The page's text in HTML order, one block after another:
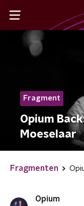
Fragment
Opium
Moeselaar
Fragmenten
Opium